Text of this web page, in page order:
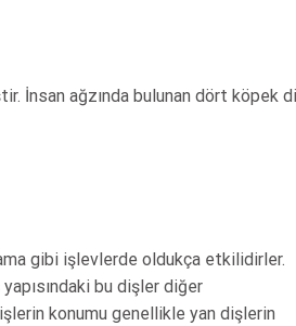
İnsan ağzında bulunan dört köpek
gibi işlevlerde oldukça etkilidirler.
bu dişler diğer
konumu genellikle yan dişlerin